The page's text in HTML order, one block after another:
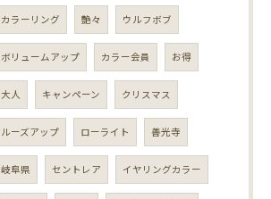
カラーリング 艶々 ウルフボブ
ボリュームアップ カラー会員 お得
大人 キャンペーン クリスマス
ルーズアップ ローライト 善光寺
岐阜県 セントレア イヤリングカラー